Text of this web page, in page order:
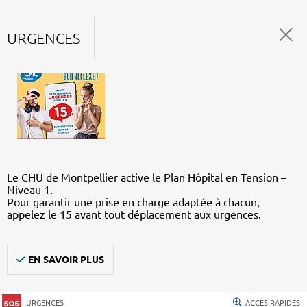
URGENCES
Le CHU de Montpellier active le Plan Hôpital en Tension –
Niveau 1.
Pour garantir une prise en charge adaptée à chacun,
appelez le 15 avant tout déplacement aux urgences.
EN SAVOIR PLUS
URGENCES ACCÈS RAPIDES